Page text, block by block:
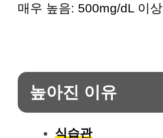
매우 높음: 500mg/dL 이상
높아진 이유
식습관